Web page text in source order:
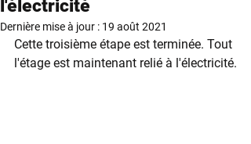
l'électricité
Dernière mise à jour : 19 août 2021
Cette troisième étape est terminée. Tout
l'étage est maintenant relié à l'électricité.